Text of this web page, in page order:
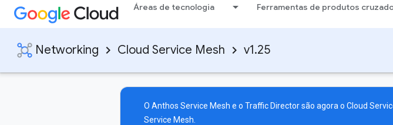
Áreas de tecnologia Ferramentas de produtos
Networking Cloud Service Mesh v1.25
O Anthos Service Mesh e o Traffic Director são agora o Cloud
Service Mesh